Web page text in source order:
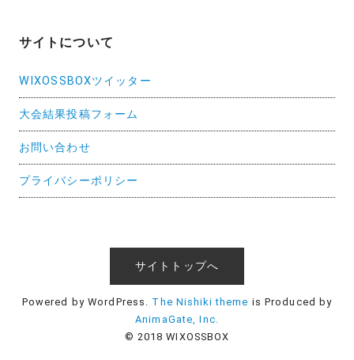
サイトについて
WIXOSSBOXツイッター
大会結果投稿フォーム
お問い合わせ
プライバシーポリシー
サイトトップへ
Powered by WordPress. The Nishiki theme is Produced by
AnimaGate, Inc.
© 2018 WIXOSSBOX